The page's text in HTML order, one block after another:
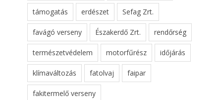
támogatás erdészet Sefag Zrt.
favágó verseny Északerdő Zrt. rendőrség
természetvédelem motorfűrész időjárás
klímaváltozás fatolvaj faipar
fakitermelő verseny